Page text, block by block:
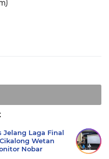
Laga Final
Wetan
Nobar